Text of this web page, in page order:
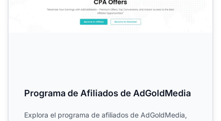
Programa de Afiliados de AdGoldMedia
Explora el programa de afiliados de AdGoldMedia,